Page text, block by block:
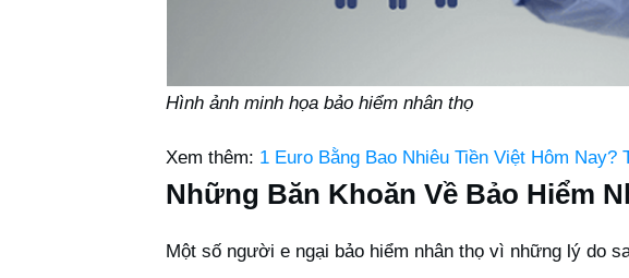
Hình ảnh minh họa bảo hiểm nhân thọ
Xem thêm: 1 Euro Bằng Bao Nhiêu Tiền Việt Hôm
Những Băn Khoăn Về Bảo Hiểm
Một số người e ngại bảo hiểm nhân thọ vì những lý do